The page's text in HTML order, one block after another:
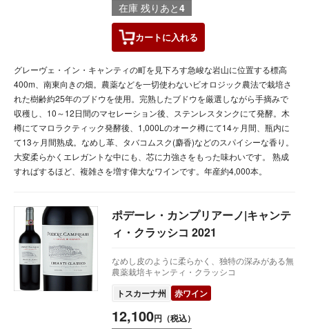
在庫 残りあと4
カートに入れる
グレーヴェ・イン・キャンティの町を見下ろす急峻な岩山に位置する標高
400m、南東向きの畑。農薬などを一切使わないビオロジック農法で栽培さ
れた樹齢約25年のブドウを使用。完熟したブドウを厳選しながら手摘みで
収穫し、10～12日間のマセレーション後、ステンレスタンクにて発酵。木
樽にてマロラクティック発酵後、1,000Lのオーク樽にて14ヶ月間、瓶内に
て13ヶ月間熟成。なめし革、タバコムスク(麝香)などのスパイシーな香り。
大変柔らかくエレガントな中にも、芯に力強さをもった味わいです。 熟成
すればするほど、複雑さを増す偉大なワインです。年産約4,000本。
ポデーレ・カンプリアーノ|キャンテ
ィ・クラッシコ 2021
なめし皮のように柔らかく、独特の深みがある無
農薬栽培キャンティ・クラッシコ
トスカーナ州 赤ワイン
12,100円（税込）